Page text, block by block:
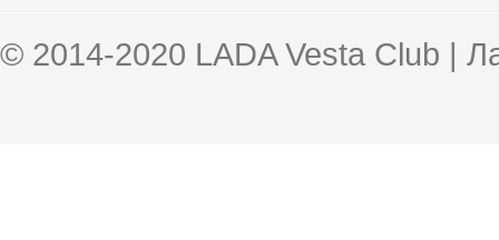
© 2014-2020 LADA Vesta Club |